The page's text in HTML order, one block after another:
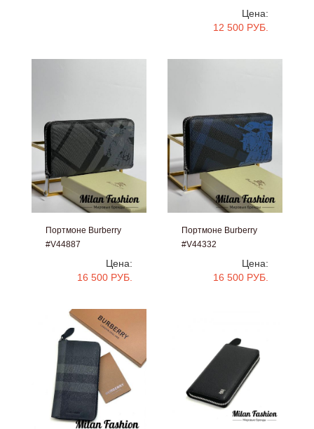
Цена:
12 500 РУБ.
Портмоне Burberry
#V44887
Цена:
16 500 РУБ.
Портмоне Burberry
#V44332
Цена:
16 500 РУБ.